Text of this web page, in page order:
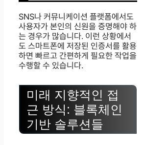
SNS나 커뮤니케이션 플랫폼에서도
사용자가 본인의 신원을 증명해야 하
는 경우가 많습니다. 이런 상황에서
도 스마트폰에 저장된 인증서를 활용
하면 빠르고 간편하게 필요한 작업을
수행할 수 있습니다.
미래 지향적인 접
근 방식: 블록체인
기반 솔루션들